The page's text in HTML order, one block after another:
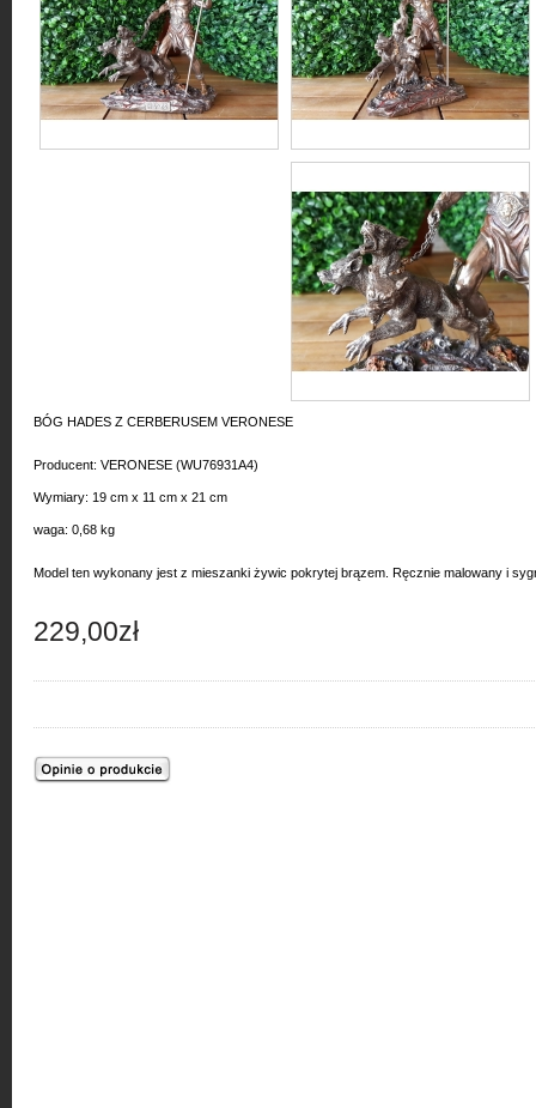
BÓG HADES Z CERBERUSEM VERONESE
Producent: VERONESE (WU76931A4)
Wymiary: 19 cm x 11 cm x 21 cm
waga: 0,68 kg
Model ten wykonany jest z mieszanki żywic pokrytej brązem. Ręcznie malowany i
229,00zł